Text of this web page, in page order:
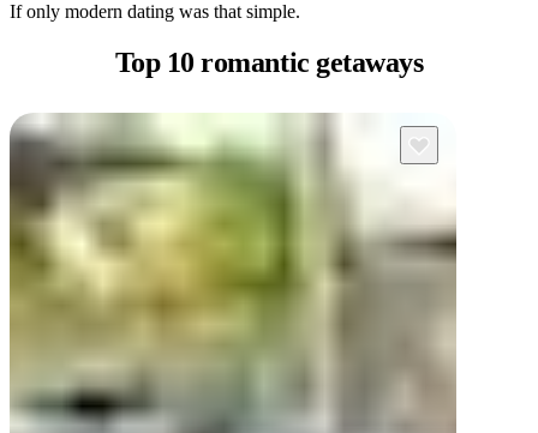
If only modern dating was that simple.
Top 10romantic getaways